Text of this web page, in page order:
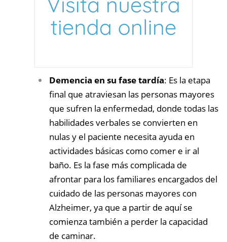
Demencia en su fase tardía: Es la etapa
final que atraviesan las personas mayores
que sufren la enfermedad, donde todas las
habilidades verbales se convierten en
nulas y el paciente necesita ayuda en
actividades básicas como comer e ir al
baño. Es la fase más complicada de
afrontar para los familiares encargados del
cuidado de las personas mayores con
Alzheimer, ya que a partir de aquí se
comienza también a perder la capacidad
de caminar.